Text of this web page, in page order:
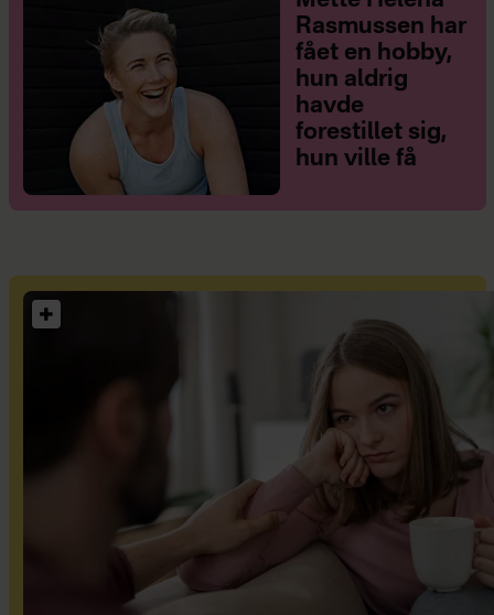
Rasmussen har
fået en hobby,
hun aldrig
havde
forestillet sig,
hun ville få